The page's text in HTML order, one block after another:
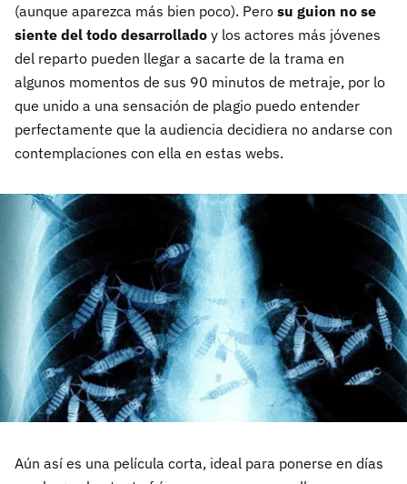
(aunque aparezca más bien poco). Pero su guion no se
siente del todo desarrollado y los actores más jóvenes
del reparto pueden llegar a sacarte de la trama en
algunos momentos de sus 90 minutos de metraje, por lo
que unido a una sensación de plagio puedo entender
perfectamente que la audiencia decidiera no andarse con
contemplaciones con ella en estas webs.
Aún así es una película corta, ideal para ponerse en días